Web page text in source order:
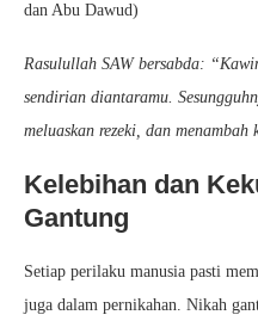
dan Abu Dawud)
Rasulullah SAW bersabda:
sendirian diantaramu.
meluaskan rezeki, dan menambah
Kelebihan dan
Gantung
Setiap perilaku manusia pasti
juga dalam pernikahan. Nikah